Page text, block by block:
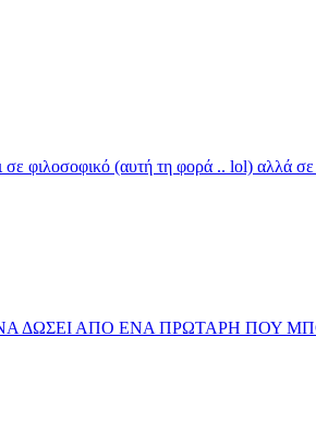
φιλοσοφικό (αυτή τη φορά .. lol) αλλά σε
ΔΩΣΕΙ ΑΠΟ ΕΝΑ ΠΡΩΤΑΡΗ ΠΟΥ